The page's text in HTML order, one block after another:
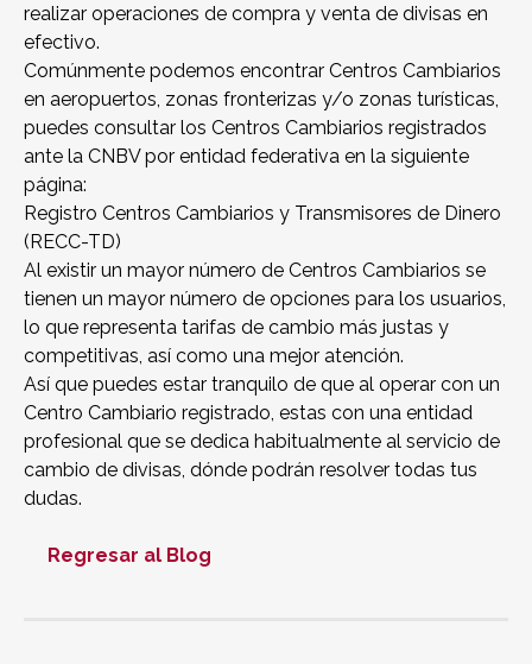
realizar operaciones de compra y venta de divisas en
efectivo.
Comúnmente podemos encontrar Centros Cambiarios
en aeropuertos, zonas fronterizas y/o zonas turísticas,
puedes consultar los Centros Cambiarios registrados
ante la CNBV por entidad federativa en la siguiente
página:
Registro Centros Cambiarios y Transmisores de Dinero
(RECC-TD)
Al existir un mayor número de Centros Cambiarios se
tienen un mayor número de opciones para los usuarios,
lo que representa tarifas de cambio más justas y
competitivas, así como una mejor atención.
Así que puedes estar tranquilo de que al operar con un
Centro Cambiario registrado, estas con una entidad
profesional que se dedica habitualmente al servicio de
cambio de divisas, dónde podrán resolver todas tus
dudas.
Regresar al Blog